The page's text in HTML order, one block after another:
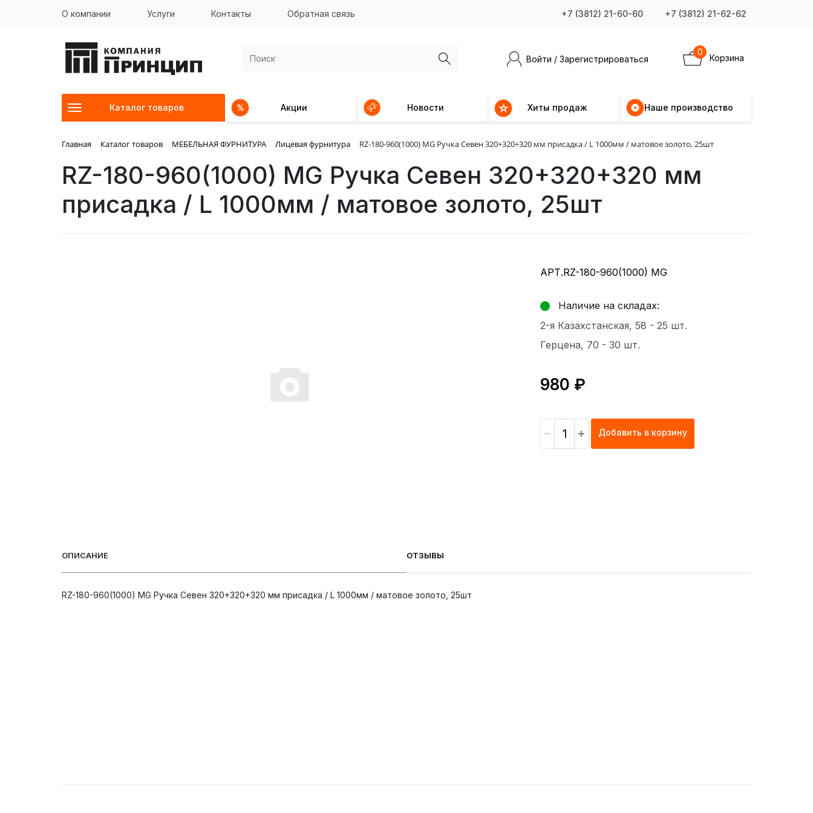
О компании Услуги Контакты Обратная связь +7 (3812) 21-60-60 +7 (3812) 21-62-62
Войти / Зарегистрироваться Корзина
0
Каталог товаров Акции Новости Хиты продаж Наше производство
Главная Каталог товаров МЕБЕЛЬНАЯ ФУРНИТУРА Лицевая фурнитура RZ-180-960(1000) MG Ручка Севен 320+320+320 мм присадка / L 1000мм / матовое золото, 25шт
RZ-180-960(1000) MG Ручка Севен 320+320+320 мм
присадка / L 1000мм / матовое золото, 25шт
АРТ.RZ-180-960(1000) MG
Наличие на складах:
2-я Казахстанская, 58 - 25 шт.
Герцена, 70 - 30 шт.
980 ₽
Добавить в корзину
ОПИСАНИЕ ОТЗЫВЫ
RZ-180-960(1000) MG Ручка Севен 320+320+320 мм присадка / L 1000мм / матовое золото, 25шт